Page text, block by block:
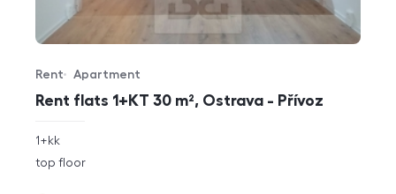
Rent flats 1+KT 30 m², Ostrava - Přívoz
Offer type
Rent
Property type
Apartment
rozměry
disposition
1+kk
funkce
top floor